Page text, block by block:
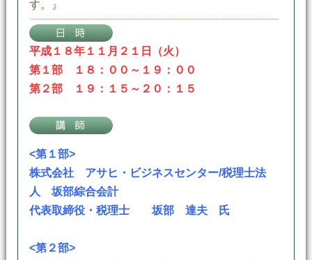
す。』
平成１８年１１月２１日（火）
第１部 １８：００～１９：００
第２部 １９：１５～２０：１５
<第１部>
株式会社 アサヒ・ビジネスセンター/税理士法
人 坂部綜合会計
代表取締役・税理士 坂部 達夫 氏
<第２部>